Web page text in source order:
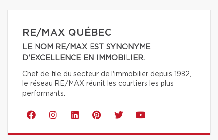
RE/MAX QUÉBEC
LE NOM RE/MAX EST SYNONYME
D'EXCELLENCE EN IMMOBILIER.
Chef de file du secteur de l'immobilier depuis 1982,
le réseau RE/MAX réunit les courtiers les plus
performants.